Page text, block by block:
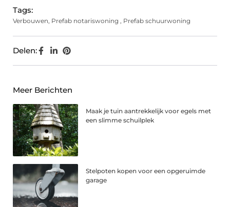
Tags:
Verbouwen, Prefab notariswoning , Prefab schuurwoning
Delen:
Meer Berichten
Maak je tuin aantrekkelijk voor egels met
een slimme schuilplek
Stelpoten kopen voor een opgeruimde
garage